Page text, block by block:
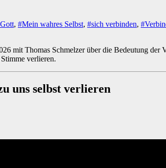
, #Mein wahres Selbst, #sich verbinden,
mit Thomas Schmelzer über die Bedeutung
verlieren.
uns selbst verlieren